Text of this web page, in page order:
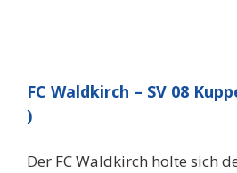
FC Waldkirch – SV 08
)
Der FC Waldkirch holte sich